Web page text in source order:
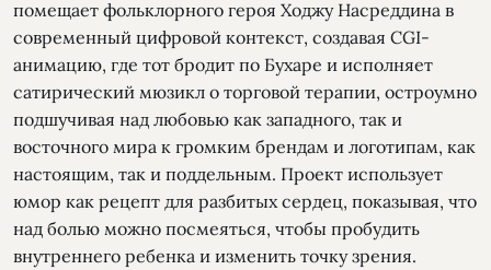
помещает фольклорного героя Ходжу Насреддина в
современный цифровой контекст, создавая CGI-
анимацию, где тот бродит по Бухаре и исполняет
сатирический мюзикл о торговой терапии, остроумно
подшучивая над любовью как западного, так и
восточного мира к громким брендам и логотипам, как
настоящим, так и поддельным. Проект использует
юмор как рецепт для разбитых сердец, показывая, что
над болью можно посмеяться, чтобы пробудить
внутреннего ребенка и изменить точку зрения.